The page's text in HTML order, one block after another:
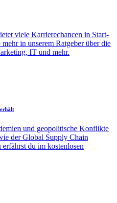
viele Karrierechancen in Start-
in unserem Ratgeber über die
IT und mehr.
und geopolitische Konflikte
der Global Supply Chain
du im kostenlosen